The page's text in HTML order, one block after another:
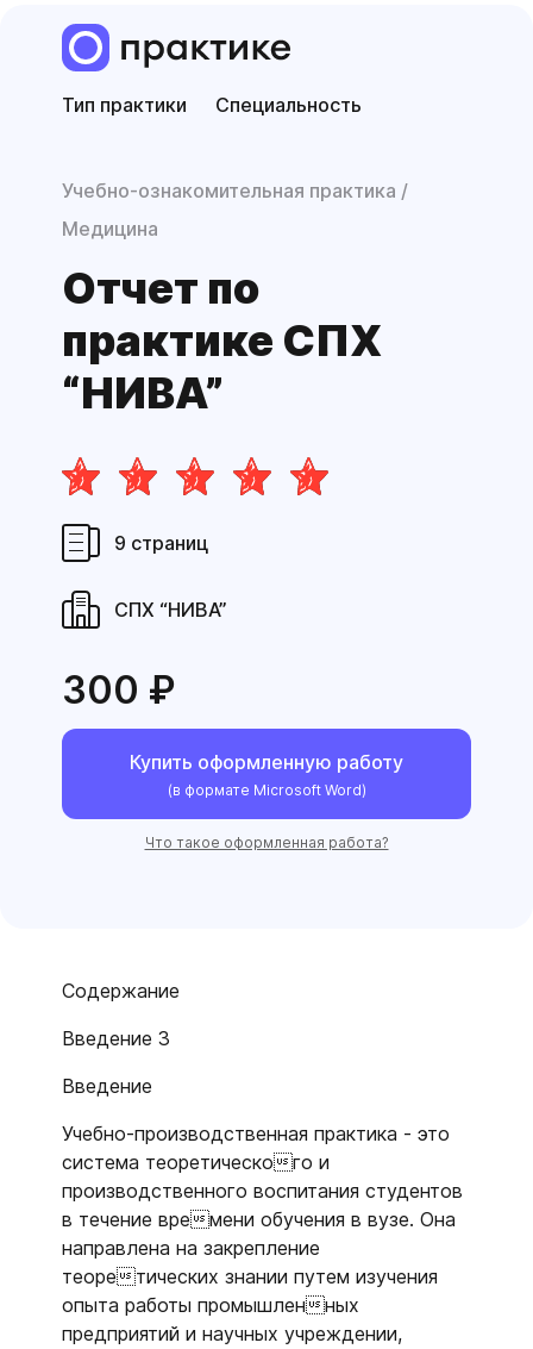
Тип практики Специальность
Учебно-ознакомительная практика
Медицина
Отчет по
практике СПХ
“НИВА”
9 страниц
СПХ “НИВА”
300 ₽
Купить оформленную работу
(в формате Microsoft Word)
Что такое оформленная работа?
Содержание
Введение 3
Введение
Учебно-производственная практика - это
система теоретического и
производственного воспитания студентов
в течение времени обучения в вузе. Она
направлена на закрепление
теоретических знании путем изучения
опыта работы промышленных
предприятий и научных учреждении,